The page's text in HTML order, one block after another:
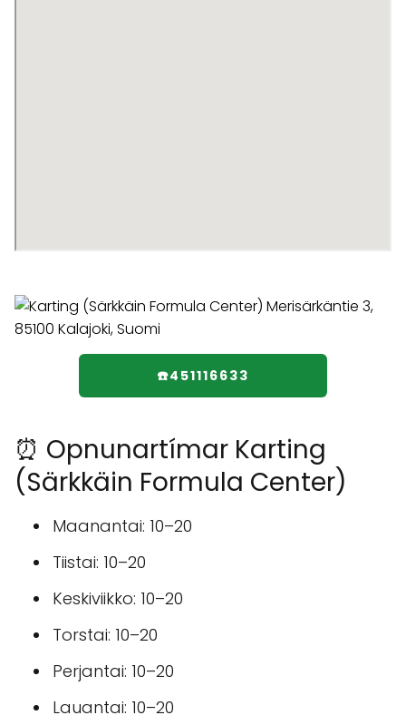
☎️451116633
⏰ Opnunartímar Karting
(Särkkäin Formula Center)
Maanantai: 10–20
Tiistai: 10–20
Keskiviikko: 10–20
Torstai: 10–20
Perjantai: 10–20
Lauantai: 10–20